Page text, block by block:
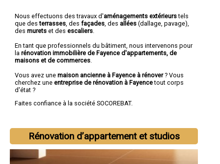
Nous effectuons des travaux d'aménagements extérieurstels
que desterrasses , des façades , des allées (dallage, pavage),
des murets et des escaliers
En tant que professionnels du bâtiment, nous intervenons pour
la rénovation immobilière de Fayence d'appartements, de
maisons et de commerces
Vous avez une maison ancienne à Fayence à rénover? Vous
cherchez une entreprise de rénovation à Fayencetout corps
d'état ?
Faites confiance à la société SOCOREBAT.
Rénovation d’appartement et studios